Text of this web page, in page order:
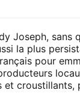
Joseph,
la plus
pour
croustillants,